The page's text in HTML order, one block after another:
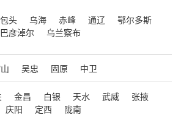
包头 乌海 赤峰 通辽
鄂尔多斯
巴彦淖尔 乌兰察布
吴忠 固原 中卫
金昌 白银 天水 武威
张掖
庆阳 定西 陇南